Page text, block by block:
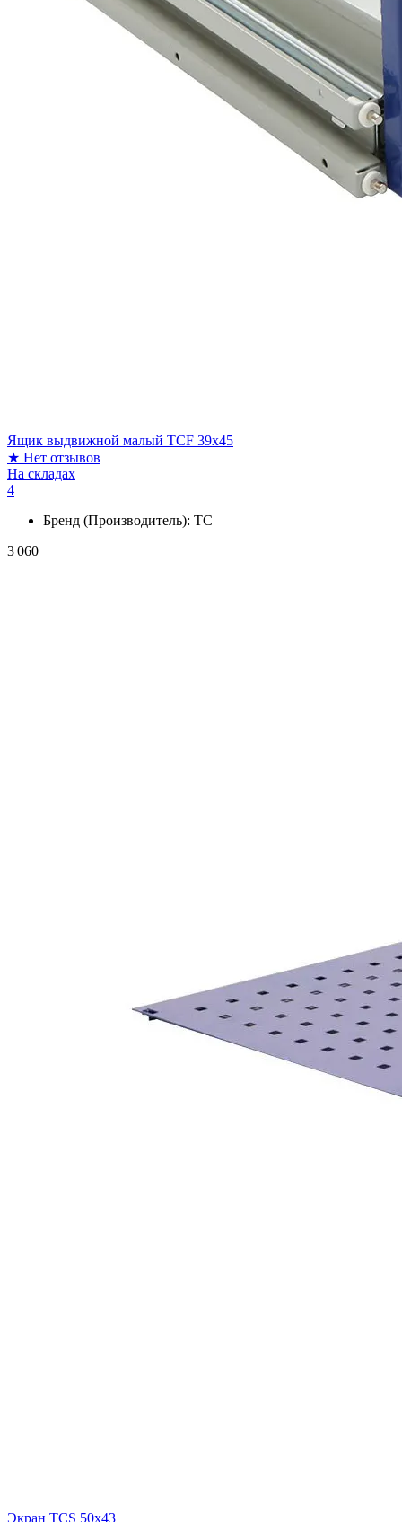
Ящик выдвижной малый TCF 39x45
★ Нет отзывов
На складах
4
Бренд (Производитель): ТС
3 060
Экран TCS 50x43